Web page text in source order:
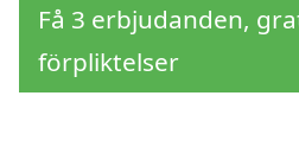
Få 3 erbjudanden,
förpliktelser